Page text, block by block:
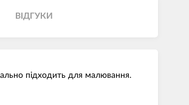
ВІДГУКИ
підходить для малювання.